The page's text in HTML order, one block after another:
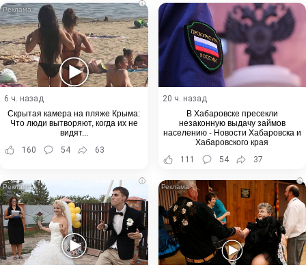
i
6 ч. назад
Скрытая камера на пляже Крыма:
Что люди вытворяют, когда их не
видят...
160
54 63
20 ч. назад
В Хабаровске пресекли
незаконную выдачу займов
населению - Новости Хабаровска и
Хабаровского края
111
54 37
i i